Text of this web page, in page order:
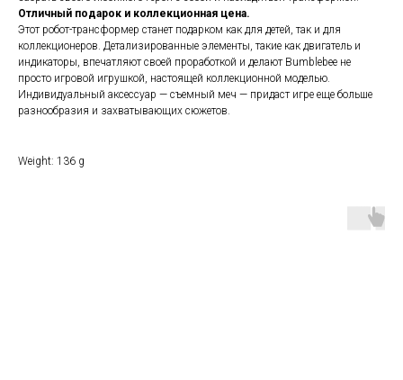
Отличный подарок и коллекционная цена.
Этот робот-трансформер станет подарком как для детей, так и для
коллекционеров. Детализированные элементы, такие как двигатель и
индикаторы, впечатляют своей проработкой и делают Bumblebee не
просто игровой игрушкой, настоящей коллекционной моделью.
Индивидуальный аксессуар — съемный меч — придаст игре еще больше
разнообразия и захватывающих сюжетов.
Weight: 136 g